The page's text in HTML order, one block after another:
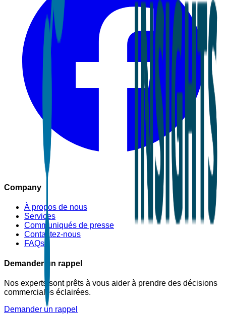
Company
À propos de nous
Services
Communiqués de presse
Contactez-nous
FAQs
Demander un rappel
Nos experts sont prêts à vous aider à prendre des décisions
commerciales éclairées.
Demander un rappel